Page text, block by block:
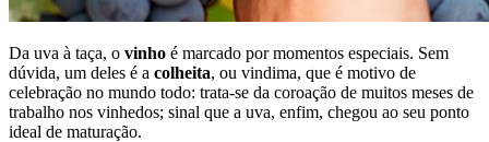
Da uva à taça, o vinho é marcado por momentos especiais. Sem
dúvida, um deles é a colheita, ou vindima, que é motivo de
celebração no mundo todo: trata-se da coroação de muitos meses de
trabalho nos vinhedos; sinal que a uva, enfim, chegou ao seu ponto
ideal de maturação.